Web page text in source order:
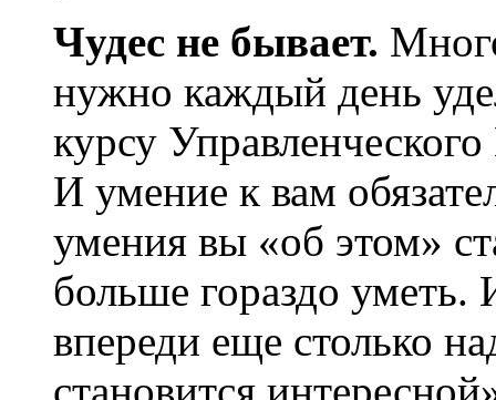
Чудес не бывает.
нужно каждый день
курсу
И умение к вам
умения вы «об этом»
больше гораздо
впереди еще столько